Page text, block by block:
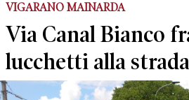
VIGARANO MAINARDA
Via Canal Bianco
lucchetti alla strada